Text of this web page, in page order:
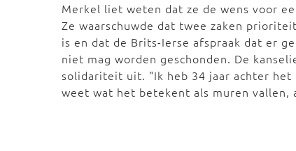
Merkel liet weten dat ze de wens voor
Ze waarschuwde dat twee zaken
is en dat de Brits-Ierse afspraak dat er
niet mag worden geschonden. De
solidariteit uit. "Ik heb 34 jaar achter
weet wat het betekent als muren vallen,